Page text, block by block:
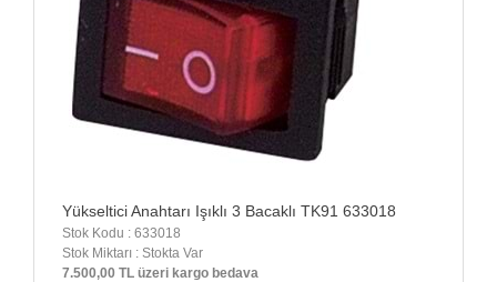
Yükseltici Anahtarı Işıklı 3 Bacaklı TK91 633018
Stok Kodu : 633018
Stok Miktarı : Stokta Var
7.500,00 TL üzeri kargo bedava